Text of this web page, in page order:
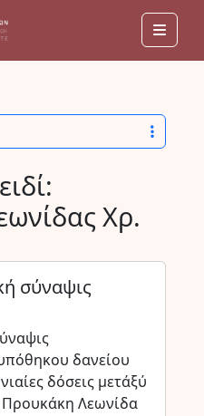
Χρ.
σύναψις
δανείου
δόσεις μετάξύ
Προυκάκη Λεωνίδα